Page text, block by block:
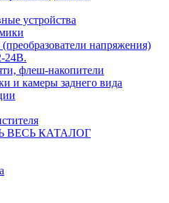
устройства
напряжения)
24В.
флеш-накопители
и камеры заднего вида
ВЕСЬ КАТАЛОГ